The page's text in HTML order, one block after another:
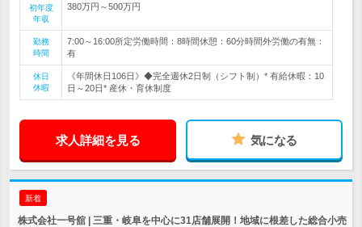
初年度
年収
380万円～500万円
勤務
時間
7:00～16:00所定労働時間：8時間休憩：60分時間外労働の有無：
有
休日
休暇
《年間休日106日》◆完全週休2日制（シフト制）* 有給休暇：10
日～20日* 産休・育休制度
求人詳細を見る 気になる
新着
株式会社一号舘 | 三重・岐阜を中心に31店舗展開！地域に根差した総合小売